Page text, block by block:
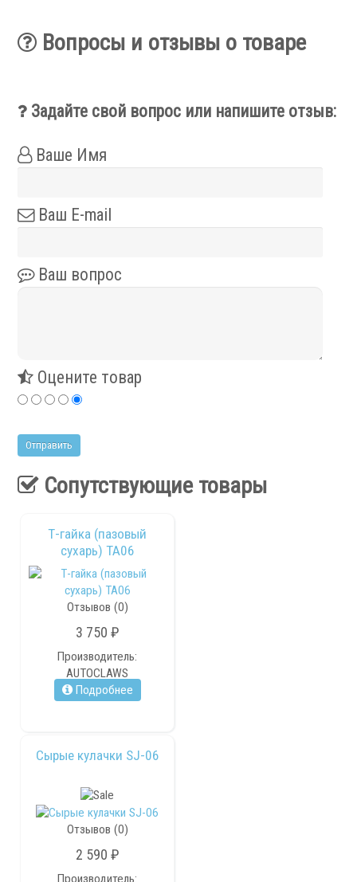
Ротационные соединения для СОЖ
Ротационные соединения для воздуха
Ротационные соединения для гидравлики
Ремонт винторезных станков
Контакты
Вопросы и отзывы о товаре
Задайте свой вопрос или напишите отзыв:
Ваше Имя
Ваш E-mail
Ваш вопрос
Оцените товар
Сопутствующие товары
Т-гайка (пазовый
сухарь) TA06
Отзывов (0)
3 750 ₽
Производитель:
AUTOCLAWS
Подробнее
Сырые кулачки SJ-06
Отзывов (0)
2 590 ₽
Производитель: